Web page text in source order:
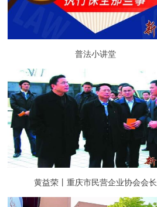
普法小讲堂
黄益荣丨重庆市民营企业协会会长